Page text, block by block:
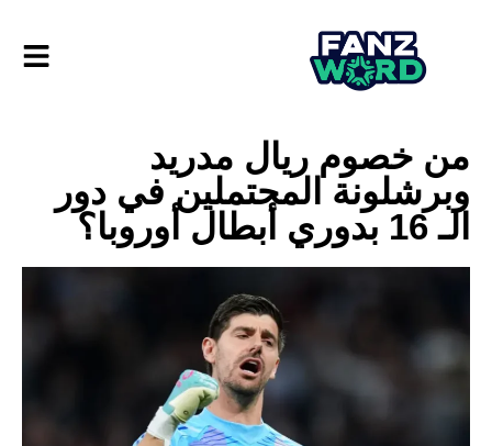
من خصوم ريال مدريد
وبرشلونة المحتملين في دور
الـ 16 بدوري أبطال أوروبا؟